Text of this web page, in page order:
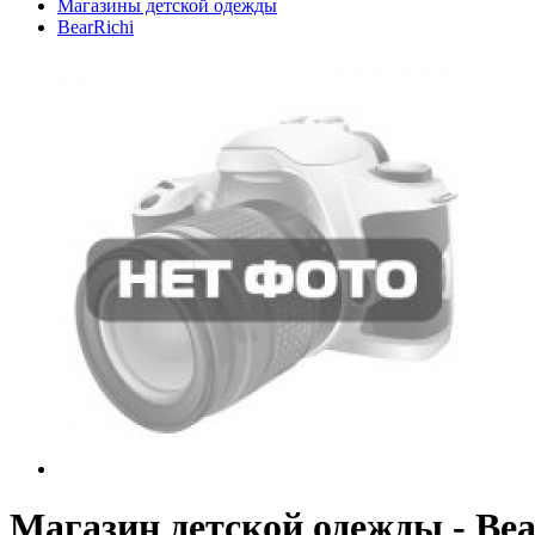
Магазины детской одежды
BearRichi